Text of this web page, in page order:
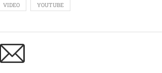
VIDEO YOUTUBE